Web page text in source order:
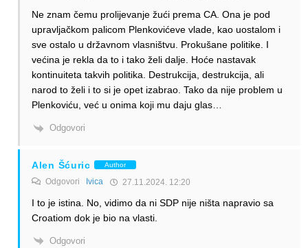
Ne znam čemu prolijevanje žući prema CA. Ona je pod
upravljačkom palicom Plenkovićeve vlade, kao uostalom i
sve ostalo u državnom vlasništvu. Prokušane politike. I
većina je rekla da to i tako želi dalje. Hoće nastavak
kontinuiteta takvih politika. Destrukcija, destrukcija, ali
narod to želi i to si je opet izabrao. Tako da nije problem u
Plenkoviću, već u onima koji mu daju glas…
Odgovori
Alen Šćuric Author
Odgovori Ivica 27.11.2024. 12:20
I to je istina. No, vidimo da ni SDP nije ništa napravio sa
Croatiom dok je bio na vlasti.
Odgovori